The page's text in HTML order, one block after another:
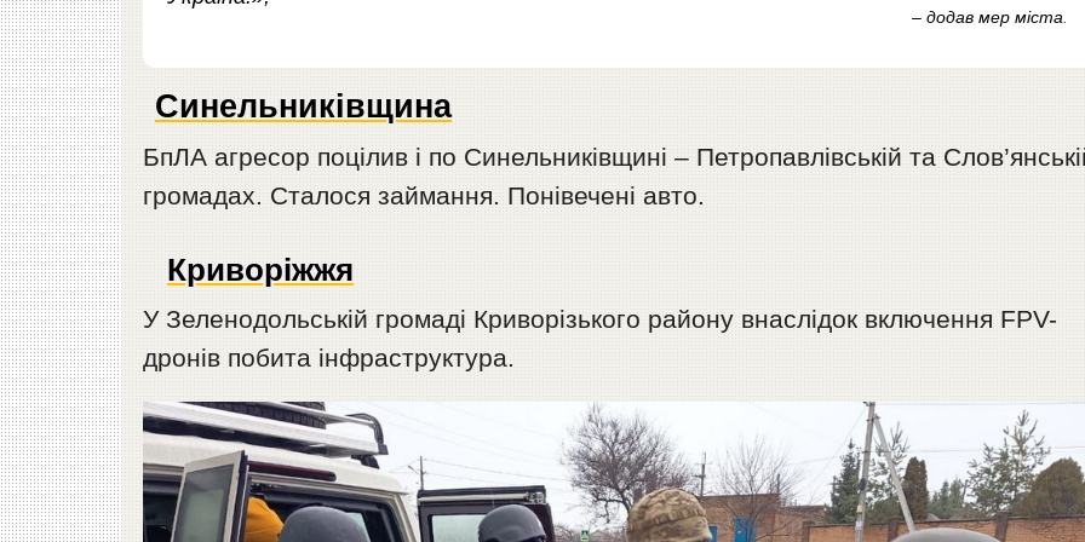
– додав мер міста.
Синельниківщина
БпЛА агресор поцілив і по Синельниківщині – Петропавлівській та
громадах. Сталося займання. Понівечені авто.
Криворіжжя
У Зеленодольській громаді Криворізького району внаслідок включення FPV-
дронів побита інфраструктура.